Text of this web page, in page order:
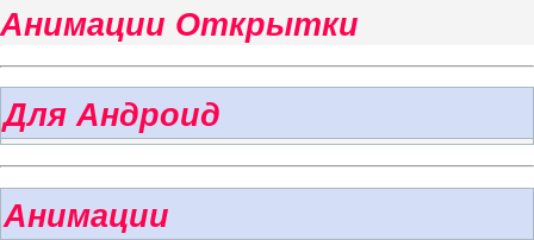
Анимации Открытки
Для Андроид
Анимации